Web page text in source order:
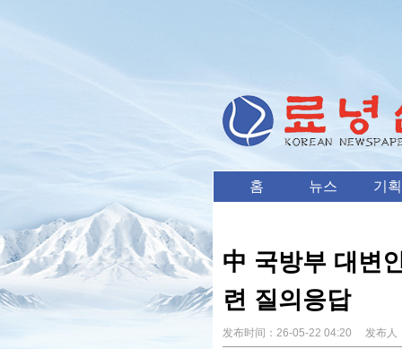
홈 뉴스 기획
中 국방부 대변
련 질의응답
发布时间： 26-05-22 04:20 发布人